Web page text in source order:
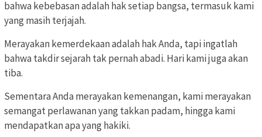
bahwa kebebasan adalah hak setiap bangsa, termasuk kami
yang masih terjajah.
Merayakan kemerdekaan adalah hak Anda, tapi ingatlah
bahwa takdir sejarah tak pernah abadi. Hari kami juga akan
tiba.
Sementara Anda merayakan kemenangan, kami merayakan
semangat perlawanan yang takkan padam, hingga kami
mendapatkan apa yang hakiki.